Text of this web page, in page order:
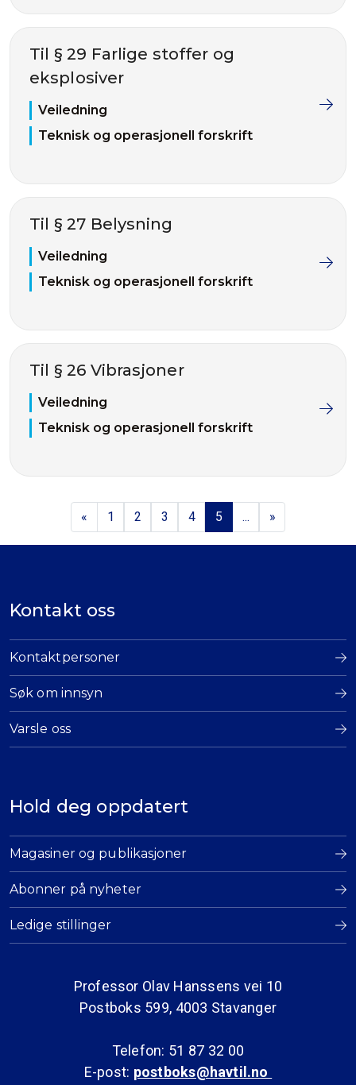
Til § 29 Farlige stoffer og
eksplosiver
Veiledning
Teknisk og operasjonell forskrift
Til § 27 Belysning
Veiledning
Teknisk og operasjonell forskrift
Til § 26 Vibrasjoner
Veiledning
Teknisk og operasjonell forskrift
« 1 2 3 4 5 ... »
Kontakt oss
Kontaktpersoner
Søk om innsyn
Varsle oss
Hold deg oppdatert
Magasiner og publikasjoner
Abonner på nyheter
Ledige stillinger
Professor Olav Hanssens vei 10
Postboks 599, 4003 Stavanger
Telefon: 51 87 32 00
E-post: postboks@havtil.no